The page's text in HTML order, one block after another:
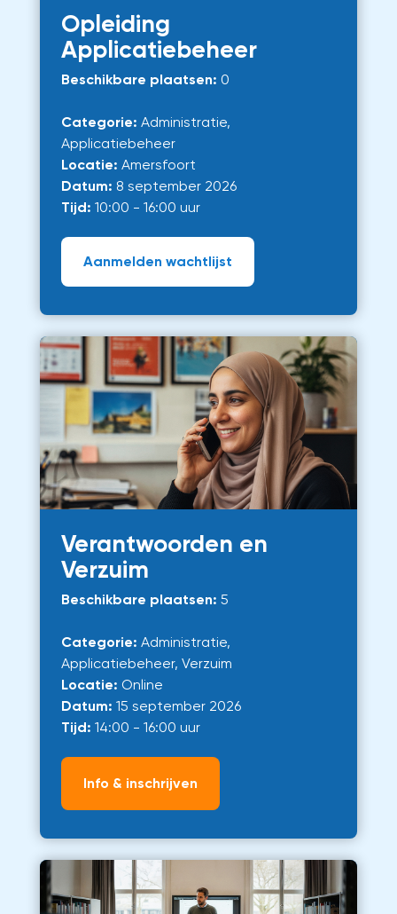
Opleiding
Applicatiebeheer
Beschikbare plaatsen: 0
Categorie: Administratie,
Applicatiebeheer
Locatie: Amersfoort
Datum: 8 september 2026
Tijd: 10:00 - 16:00 uur
Aanmelden wachtlijst
Verantwoorden en
Verzuim
Beschikbare plaatsen: 5
Categorie: Administratie,
Applicatiebeheer, Verzuim
Locatie: Online
Datum: 15 september 2026
Tijd: 14:00 - 16:00 uur
Info & inschrijven